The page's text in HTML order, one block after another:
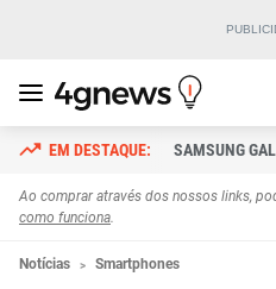
SAMSUNG
Ao comprar através dos nossos links,
como funciona.
Notícias Smartphones